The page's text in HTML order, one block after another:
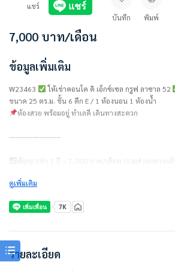
แชร์
บันทึก
พิมพ์
7,000 บาท/เดือน
ข้อมูลเพิ่มเติม
W23463
ให้เช่าคอนโด ดิ เอ็กซ์เซล กรูฟ ลาซาล 52
ขนาด 25 ตร.ม. ชั้น 6 ตึก E / 1 ห้องนอน 1 ห้องน้ำ
ห้องสวย พร้อมอยู่ ทำเลดี เดินทางสะดวก
————————–
สัญญาเช่า 1 ปี = 7,000 บาท/เดือน (รวมส่วนกลางแล้ว)
– ค่าเช่าเดือนแรก 1 เดือน = 7,000 บาท
– รวมทั้งหมด 21,000 บาท
————————–
ดูเพิ่มเติม
รายละเอียด